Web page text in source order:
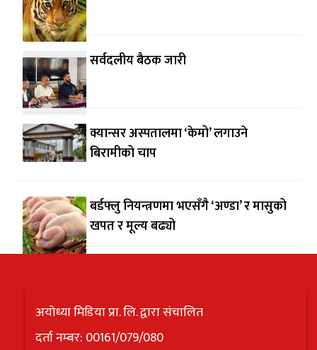
सर्वदलीय बैठक जारी
क्यान्सर अस्पतालमा ‘केमो’ लगाउने
बिरामीको चाप
बर्डफ्लु नियन्त्रणमा भएसँगै ‘अण्डा’ र मासुको
खपत र मूल्य बढ्यो
अयोध्या मिडिया प्रा. लि. द्वारा संचालित
दर्ता नम्बर: 00161/079/080